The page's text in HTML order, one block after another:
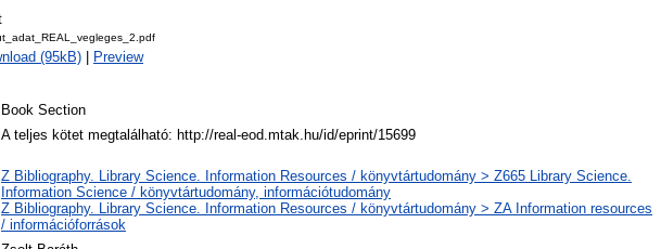
(95kB) Preview
Book Section
A teljes kötet megtalálható: http://real-eod.mtak.hu/id/eprint/15699
Z Bibliography. Library Science. Information Resources / könyvtártudomány > Z665 Library Science.
Information Science / könyvtártudomány, információtudomány
Z Bibliography. Library Science. Information Resources / könyvtártudomány > ZA Information resources
/ információforrások